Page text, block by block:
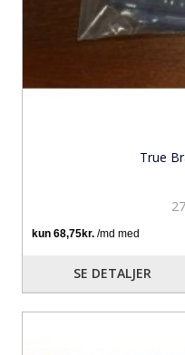
True
SE DETALJER